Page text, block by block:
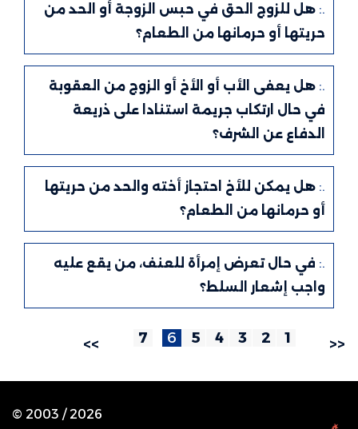
هل للزوج الحق في حبس الزوجة أو الحد من
حريتها أو حرمانها من الطعام؟
هل يعفى الأب أو الأخ أو الزوج من العقوبة
في حال ارتكاب جريمة استنادا على ذريعة
الدفاع عن الشرف؟
هل يمكن للأخ احتجاز أخته والحد من حريتها
أو حرمانها من الطعام؟
في حال تعرض إمرأة للعنف، من يقع عليه
واجب إشعار السلط؟
<<
>>
© 2003 /2026